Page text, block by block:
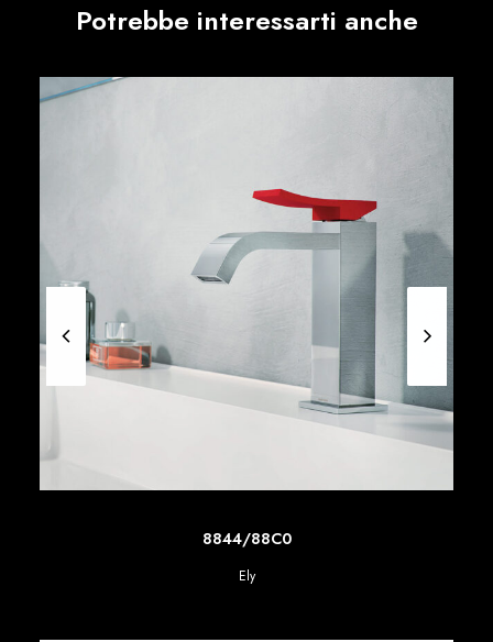
Potrebbe interessarti anche
SCOPRI DI PIU'
8844/88C0
Ely